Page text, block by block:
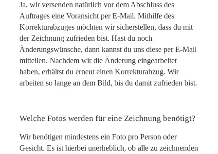
Ja, wir versenden natürlich vor dem Abschluss des
Auftrages eine Voransicht per E-Mail. Mithilfe des
Korrekturabzuges möchten wir sicherstellen, dass du mit
der Zeichnung zufrieden bist. Hast du noch
Änderungswünsche, dann kannst du uns diese per E-Mail
mitteilen. Nachdem wir die Änderung eingearbeitet
haben, erhältst du erneut einen Korrekturabzug. Wir
arbeiten so lange an dem Bild, bis du damit zufrieden bist.
Welche Fotos werden für eine Zeichnung benötigt?
Wir benötigen mindestens ein Foto pro Person oder
Gesicht. Es ist hierbei unerheblich, ob alle zu zeichnenden